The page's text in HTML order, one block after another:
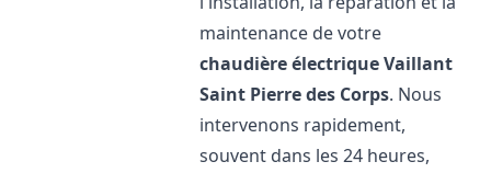
maintenance de votre
chaudière électrique Vaillant
Saint Pierre des Corps. Nous
intervenons rapidement,
souvent dans les 24 heures,